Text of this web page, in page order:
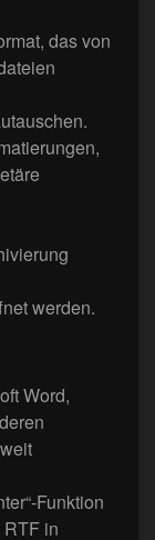
das von
werden.
Word,
Funktion
in